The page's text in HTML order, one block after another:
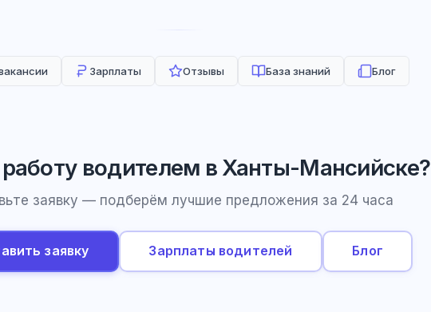
Зарплаты Отзывы База знаний Блог
водителем в Ханты-Мансийске?
заявку — подберём лучшие предложения за 24 часа
заявку Зарплаты водителей Блог